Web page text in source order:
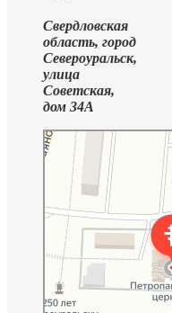
Свердловская
область, город
Североуральск,
улица
Советская,
дом 34А